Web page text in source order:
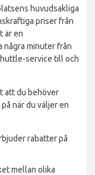
huvudsakliga
priser från
är en
några minuter från
service till och
att du behöver
när du väljer en
rabatter på
mellan olika